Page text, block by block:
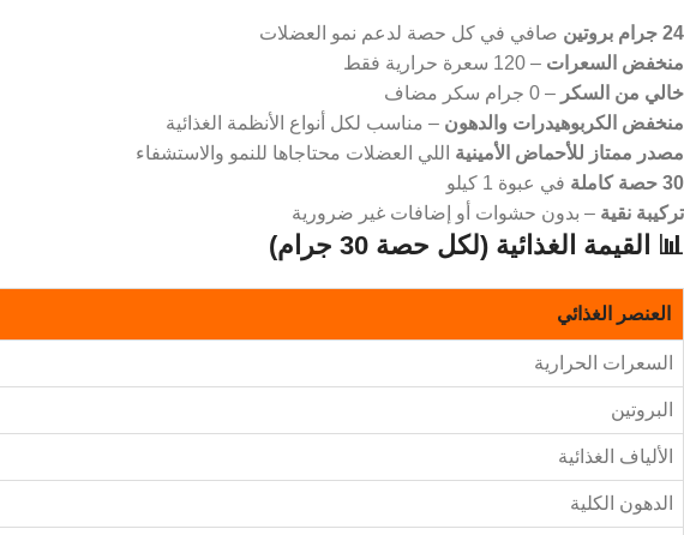
24 جرام بروتين
صافي في كل حصة لدعم نمو العضلات
منخفض السعرات – 120 سعرة حرارية فقط
خالي من السكر – 0 جرام سكر مضاف
منخفض الكربوهيدرات والدهون – مناسب لكل أنواع الأنظمة الغذائية
مصدر ممتاز للأحماض الأمينية اللي العضلات محتاجاها للنمو والاستشفاء
30 حصة كاملة
في عبوة 1 كيلو
تركيبة نقية – بدون حشوات أو إضافات غير ضرورية
📊 القيمة الغذائية (لكل حصة 30 جرام)
العنصر الغذائي
السعرات الحرارية
البروتين
الألياف الغذائية
الدهون الكلية